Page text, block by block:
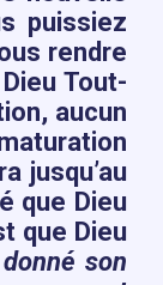
puissiez
rendre
Tout-
aucun
jusqu’au
que Dieu
que Dieu
son